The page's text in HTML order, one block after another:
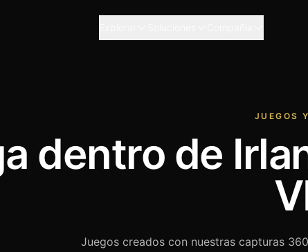
JUEGOS
dentro de
Juegos creados con nuestras capturas